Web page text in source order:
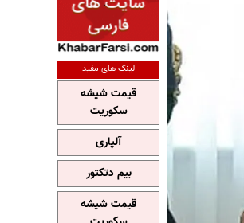
لینک های مفید
قیمت شیشه
سکوریت
آلپاری
بیم دتکتور
قیمت شیشه